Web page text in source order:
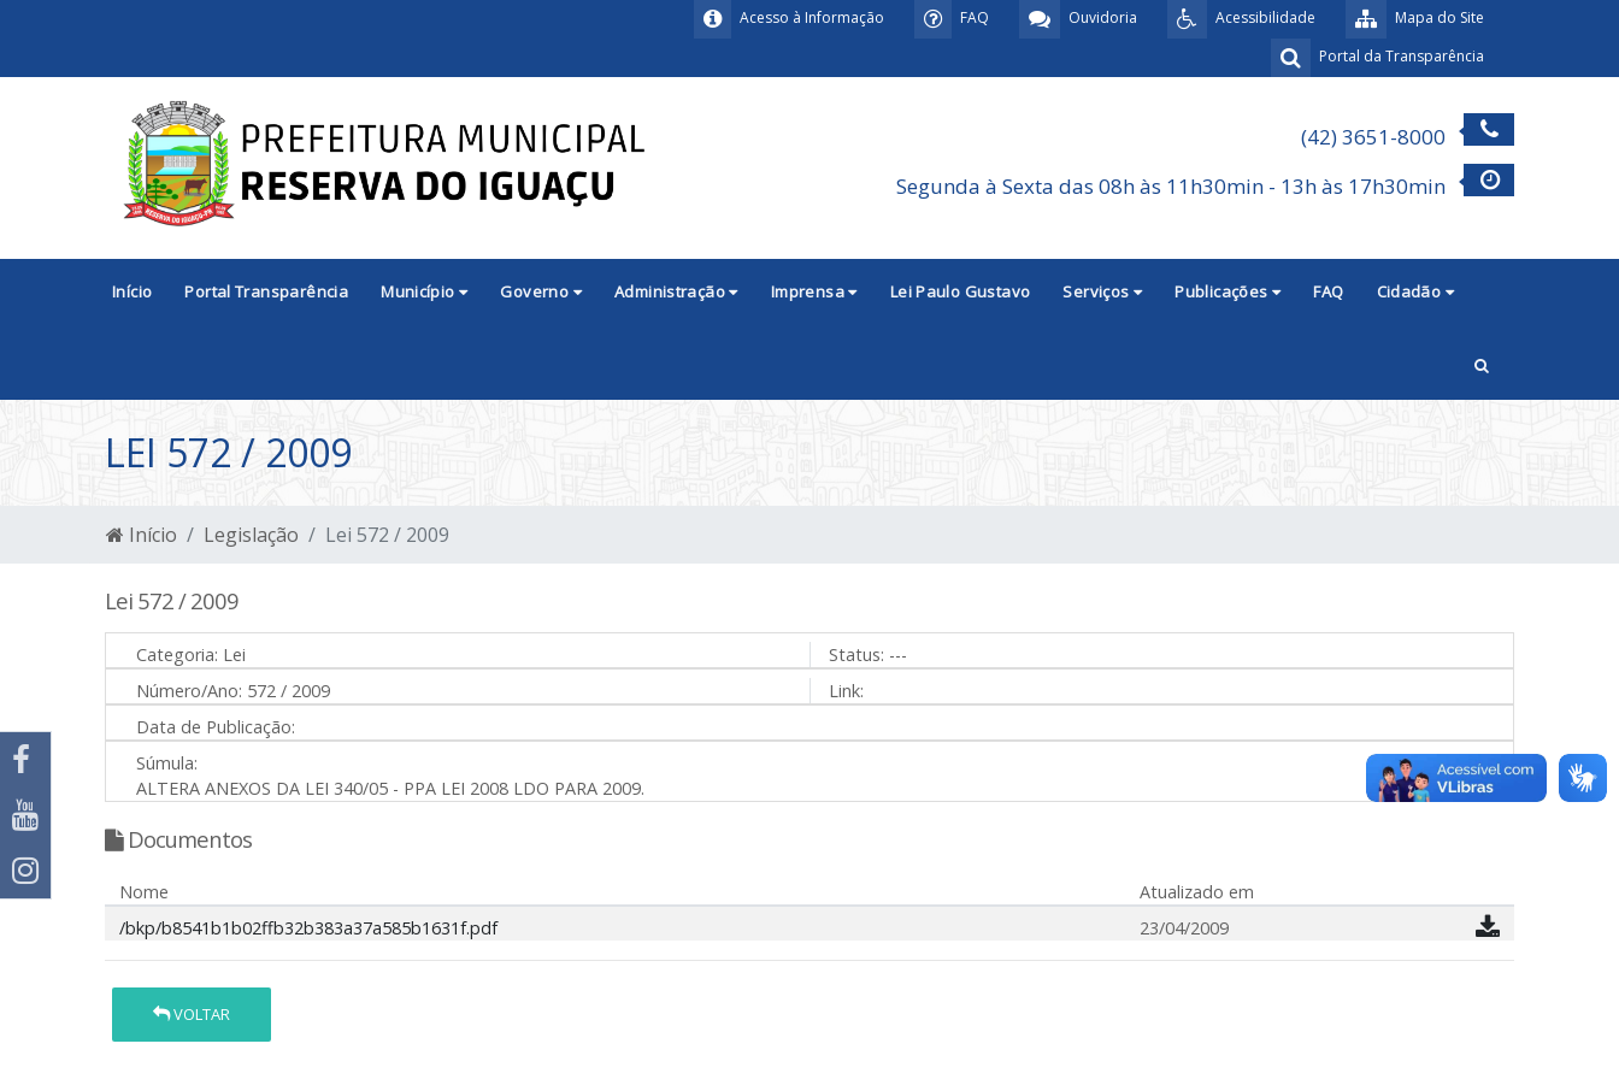
Mapa do Site
Acessibilidade
Ouvidoria
FAQ
Acesso à Informação
Portal da Transparência
(42) 3651-8000
Segunda à Sexta das 08h às 11h30min - 13h às 17h30min
Início Portal Transparência Município Governo Administração Imprensa Lei Paulo Gustavo Serviços Publicações FAQ Cidadão
LEI 572 / 2009
Início Legislação Lei 572 / 2009
Lei 572 / 2009
Categoria: Lei Status: ---
Número/Ano: 572 / 2009
Link:
Data de Publicação:
Súmula:
ALTERA ANEXOS DA LEI 340/05 - PPA LEI 2008 LDO PARA 2009.
Documentos
Nome
Atualizado em
/bkp/b8541b1b02ffb32b383a37a585b1631f.pdf
23/04/2009
VOLTAR